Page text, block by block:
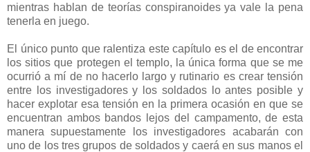
mientras hablan de teorías conspiranoides ya vale la pena
tenerla en juego.
El único punto que ralentiza este capítulo es el de encontrar
los sitios que protegen el templo, la única forma que se me
ocurrió a mí de no hacerlo largo y rutinario es crear tensión
entre los investigadores y los soldados lo antes posible y
hacer explotar esa tensión en la primera ocasión en que se
encuentran ambos bandos lejos del campamento, de esta
manera supuestamente los investigadores acabarán con
uno de los tres grupos de soldados y caerá en sus manos el